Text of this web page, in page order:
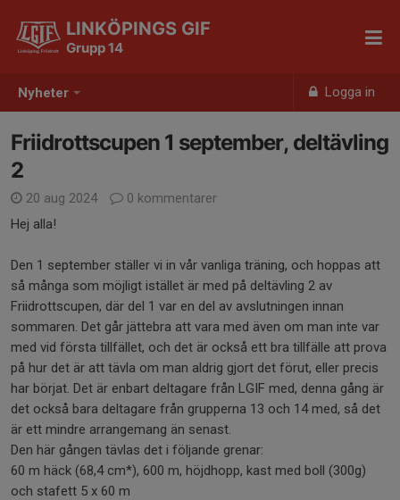
Nyheter Logga in
LINKÖPINGS GIF
Grupp 14
Friidrottscupen 1 september, deltävling
2
20 aug 2024
0 kommentarer
Hej alla!
Den 1 september ställer vi in vår vanliga träning, och hoppas att
så många som möjligt istället är med på deltävling 2 av
Friidrottscupen, där del 1 var en del av avslutningen innan
sommaren. Det går jättebra att vara med även om man inte var
med vid första tillfället, och det är också ett bra tillfälle att prova
på hur det är att tävla om man aldrig gjort det förut, eller precis
har börjat. Det är enbart deltagare från LGIF med, denna gång är
det också bara deltagare från grupperna 13 och 14 med, så det
är ett mindre arrangemang än senast.
Den här gången tävlas det i följande grenar:
60 m häck (68,4 cm*), 600 m, höjdhopp, kast med boll (300g)
och stafett 5 x 60 m